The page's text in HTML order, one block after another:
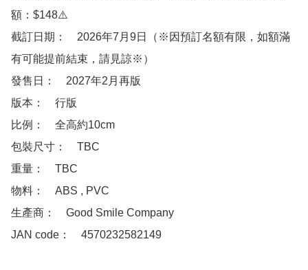
額：$148⚠️
截訂日期：　2026年7月9日（※因預訂名額有限，如額滿
有可能提前結束，請見諒※）
發售日：　2027年2月再版
版本：　行版
比例：　全高約10cm
包裝尺寸：　TBC
重量：　TBC
物料：　ABS , PVC
生產商：　Good Smile Company
JAN code：　4570232582149